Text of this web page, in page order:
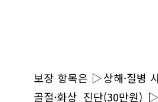
보장 항목은 ▷상해·질병
골절·화상 진단(30만원)